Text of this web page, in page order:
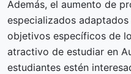
Además, el aumento de
especializados
objetivos específicos de
atractivo de estudiar en
estudiantes estén